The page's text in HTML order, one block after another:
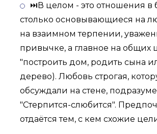
⏭В целом - это отношения в
столько основывающиеся на
на взаимном терпении,
привычке, а главное на общих
"построить дом, родить сына
дерево). Любовь строгая,
обсуждали на стене,
"Стерпится-слюбится".
отдаётся тем, с кем схожие